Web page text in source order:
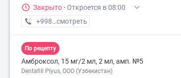
Закрыто · Откроется в 08:00
+998 (73) XXX-XX-XX
смотреть
По рецепту
Амброксол, 15 мг/2 мл, 2 мл, амп. №5
Dentafill Plyus, ООО (Узбекистан)